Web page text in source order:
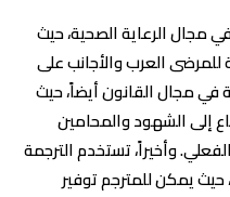
مجال الرعاية الصحية، حيث
للمرضى العرب والأجانب على
مجال القانون أيضاً، حيث
إلى الشهود والمحامين
وأخيراً، تستخدم الترجمة
يمكن للمترجم توفير